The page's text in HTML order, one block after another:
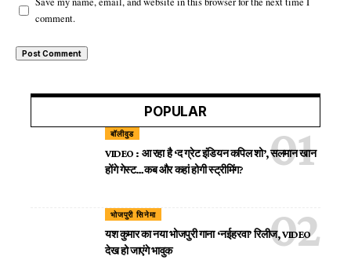
comment.
POPULAR
बॉलीवुड
VIDEO : आ रहा है ‘द ग्रेट इंडियन कपिल शो’, सलमान खान
होंगे गेस्ट…कब और कहां होगी स्ट्रीमिंग?
भोजपुरी सिनेमा
यश कुमार का नया भोजपुरी गाना ‘नईहरवा’ रिलीज, VIDEO
देख हो जाएंगे भावुक